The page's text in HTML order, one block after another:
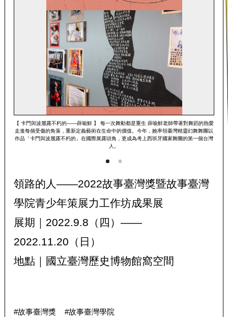
【 卡門與波麗露不朽的——薛喻鮮 】 每一次舞動都是重生 薛喻鮮老師帶著對舞蹈的熱愛
走進每個受傷的角落，重新定義藝術在生命中的價值。今年，她率領臺灣精靈幻舞舞團以
作品「卡門與波麗露不朽的」在國際展露頭角，更成為考上西班牙國家舞團的第一個台灣
人。
領路的人——2022故事臺灣獎暨故事臺灣
學院青少年策展力工作坊成果展
展期｜2022.9.8（四）——
2022.11.20（日）
地點｜國立臺灣歷史博物館窩空間
#故事臺灣獎 #故事臺灣學院